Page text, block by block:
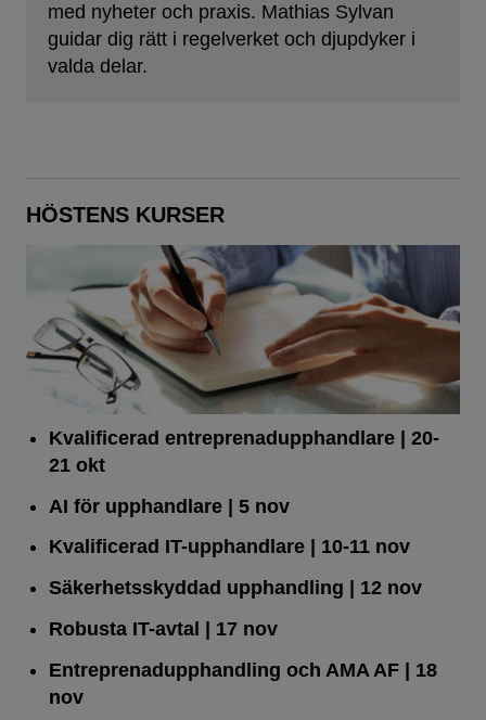
med nyheter och praxis. Mathias Sylvan
guidar dig rätt i regelverket och djupdyker i
valda delar.
HÖSTENS KURSER
Kvalificerad entreprenad­upphandlare | 20-
21 okt
AI för upphandlare| 5 nov
Kvalificerad IT-upphandlare| 10-11 nov
Säkerhetsskyddad upphandling | 12 nov
Robusta IT-avtal | 17 nov
Entreprenadupphandling och AMA AF| 18
nov